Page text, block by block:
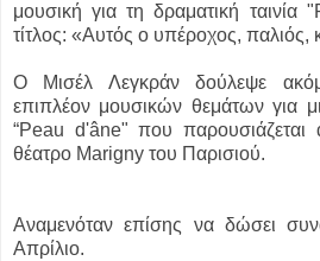
μουσική για τη δραματική ταινία
τίτλος: «Αυτός ο υπέροχος, παλιός,
Ο Μισέλ Λεγκράν δούλεψε
επιπλέον μουσικών θεμάτων για
“Peau d'âne" που
θέατρο Marigny του Παρισιού.
Αναμενόταν επίσης να δώσει
Απρίλιο.